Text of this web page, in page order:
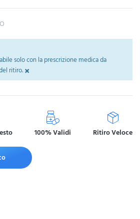
solo con la prescrizione medica da
ritiro.×
100% Validi Ritiro Veloce